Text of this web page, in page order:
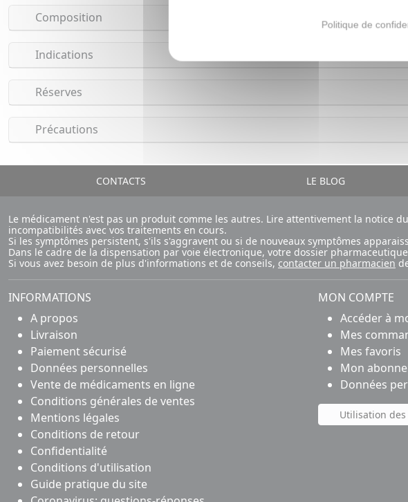
Composition
Indications
Réserves
Précautions
CONTACTS LE BLOG
Le médicament n'est pas un produit comme les autres. Lire attentivement la notice
incompatibilités avec vos traitements en cours.
Si les symptômes persistent, s'ils s'aggravent ou si de nouveaux symptômes
Dans le cadre de la dispensation par voie électronique, votre dossier
Si vous avez besoin de plus d'informations et de conseils, contacter un pharmacien
INFORMATIONS
A propos
Livraison
Paiement sécurisé
Données personnelles
Vente de médicaments en ligne
Conditions générales de ventes
Mentions légales
Conditions de retour
Confidentialité
Conditions d'utilisation
Guide pratique du site
MON COMPTE
Accéder à
Mes
Mes favoris
Mon
Données
Utilisation des
Politique de